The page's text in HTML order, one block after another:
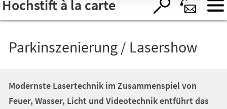
öffnen.
Hochstift à la carte
Parkinszenierung / Lasershow
Modernste Lasertechnik im Zusammenspiel von
Feuer, Wasser, Licht und Videotechnik entführt das